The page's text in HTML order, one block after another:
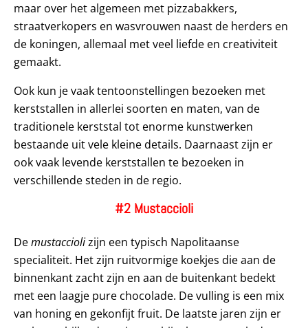
maar over het algemeen met pizzabakkers,
straatverkopers en wasvrouwen naast de herders en
de koningen, allemaal met veel liefde en creativiteit
gemaakt.
Ook kun je vaak tentoonstellingen bezoeken met
kerststallen in allerlei soorten en maten, van de
traditionele kerststal tot enorme kunstwerken
bestaande uit vele kleine details. Daarnaast zijn er
ook vaak levende kerststallen te bezoeken in
verschillende steden in de regio.
#2 Mustaccioli
Demustacciolizijn een typisch Napolitaanse
specialiteit. Het zijn ruitvormige koekjes die aan de
binnenkant zacht zijn en aan de buitenkant bedekt
met een laagje pure chocolade. De vulling is een mix
van honing en gekonfijt fruit. De laatste jaren zijn er